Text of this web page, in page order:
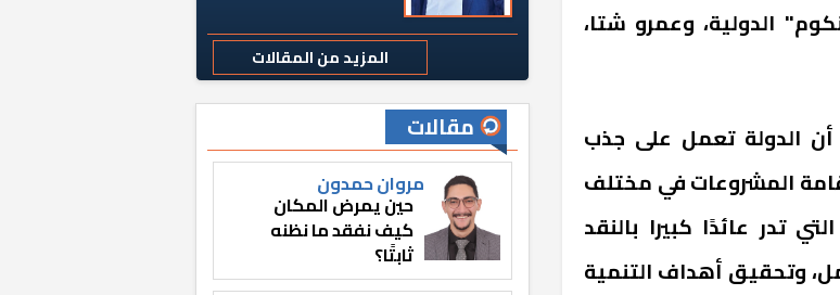
الدولية، وعمرو شتا،
أن الدولة تعمل على جذب
المشروعات في مختلف
تدر عائدًا كبيرا بالنقد
وتحقيق أهداف التنمية
المزيد من المقالات
مقالات
مروان حمدون
حين يمرض المكان
كيف نفقد ما نظنه
ثابتًا؟